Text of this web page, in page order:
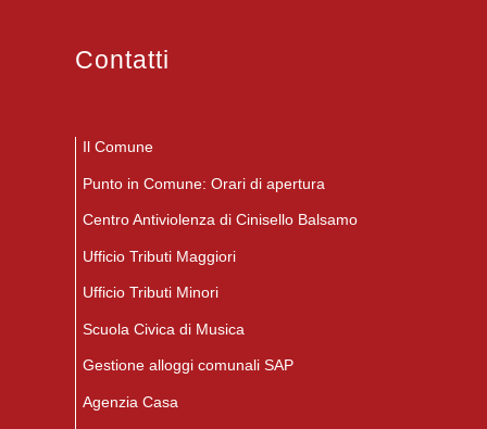
Contatti
Il Comune
Punto in Comune: Orari di apertura
Centro Antiviolenza di Cinisello Balsamo
Ufficio Tributi Maggiori
Ufficio Tributi Minori
Scuola Civica di Musica
Gestione alloggi comunali SAP
Agenzia Casa